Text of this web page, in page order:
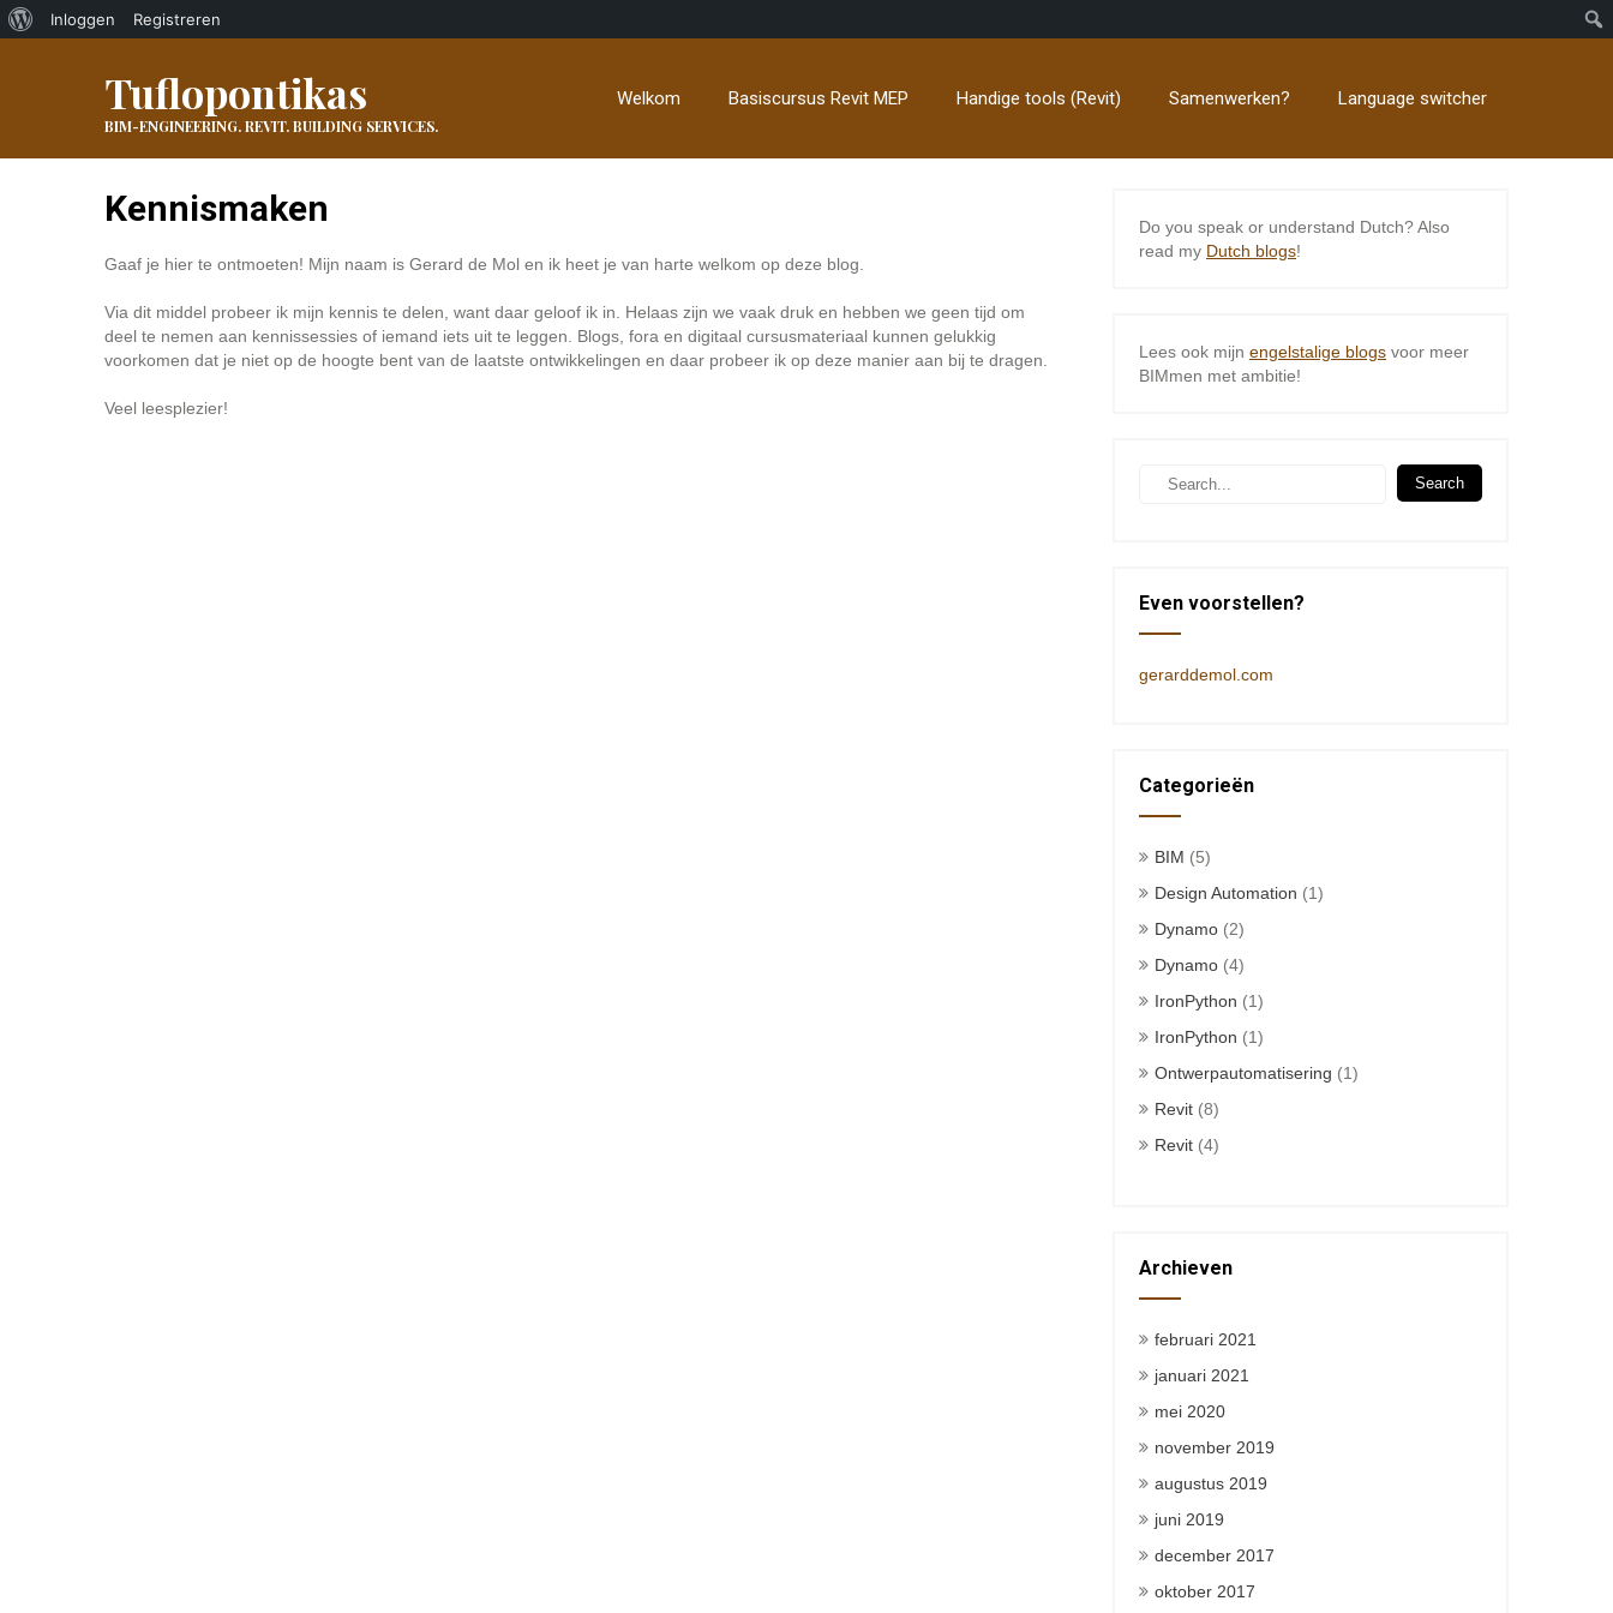
Over
Inloggen Registreren
Tuflopontikas
BIM-ENGINEERING. REVIT. BUILDING SERVICES.
Welkom Basiscursus Revit MEP Handige tools (Revit) Samenwerken? Language switcher
Kennismaken
Gaaf je hier te ontmoeten! Mijn naam is Gerard de Mol en ik heet je van harte welkom op deze blog.
Via dit middel probeer ik mijn kennis te delen, want daar geloof ik in. Helaas zijn we vaak druk en hebben we geen tijd om
deel te nemen aan kennissessies of iemand iets uit te leggen. Blogs, fora en digitaal cursusmateriaal kunnen gelukkig
voorkomen dat je niet op de hoogte bent van de laatste ontwikkelingen en daar probeer ik op deze manier aan bij te dragen.
Veel leesplezier!
Do you speak or understand Dutch? Also
read my Dutch blogs!
Lees ook mijn engelstalige blogs voor meer
BIMmen met ambitie!
Even voorstellen?
gerarddemol.com
Categorieën
BIM (5)
Design Automation (1)
Dynamo (2)
Dynamo (4)
IronPython (1)
IronPython (1)
Ontwerpautomatisering (1)
Revit (8)
Revit (4)
Archieven
februari 2021
januari 2021
mei 2020
november 2019
augustus 2019
juni 2019
december 2017
oktober 2017